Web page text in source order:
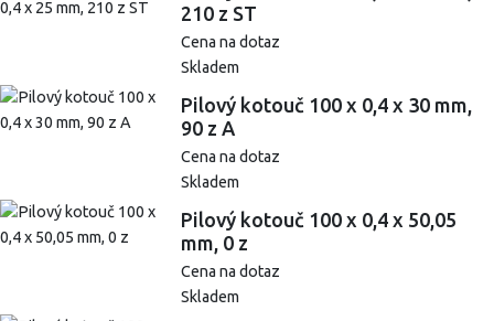
210 z ST
Cena na dotaz
Skladem
Pilový kotouč 100 x 0,4 x 30 mm,
90 z A
Cena na dotaz
Skladem
Pilový kotouč 100 x 0,4 x 50,05
mm, 0 z
Cena na dotaz
Skladem